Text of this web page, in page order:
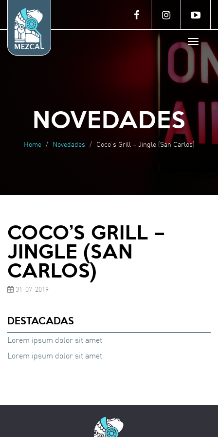
Toggle
NOVEDADES
Home Novedades Coco’s Grill – Jingle (San Carlos)
COCO’S GRILL –
JINGLE (SAN
CARLOS)
31-07-2019
DESTACADAS
Lorem ipsum dolor sit amet
Lorem ipsum dolor sit amet